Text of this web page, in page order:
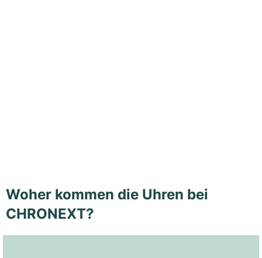
Woher kommen die Uhren bei
CHRONEXT?